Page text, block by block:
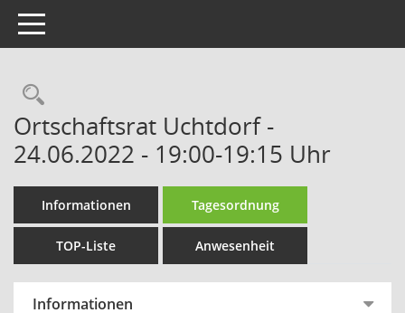
Toggle navigation
Rechercheauswahl
Ortschaftsrat Uchtdorf -
24.06.2022 - 19:00-19:15 Uhr
Informationen Tagesordnung
TOP-Liste Anwesenheit
Informationen